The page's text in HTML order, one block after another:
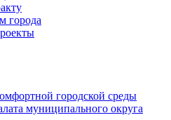
города
городской среды
муниципального округа